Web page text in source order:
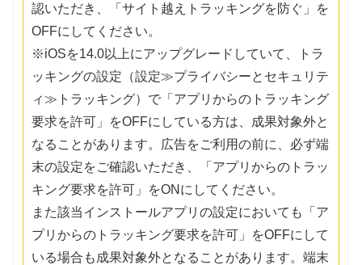
認いただき、「サイト越えトラッキングを防ぐ」を
OFFにしてください。
※iOSを14.0以上にアップグレードしていて、トラ
ッキングの設定（設定≫プライバシーとセキュリテ
ィ≫トラッキング）で「アプリからのトラッキング
要求を許可」をOFFにしている方は、成果対象外と
なることがあります。広告をご利用の前に、必ず端
末の設定をご確認いただき、「アプリからのトラッ
キング要求を許可」をONにしてください。
また該当インストールアプリの設定においても「ア
プリからのトラッキング要求を許可」をOFFにして
いる場合も成果対象外となることがあります。端末